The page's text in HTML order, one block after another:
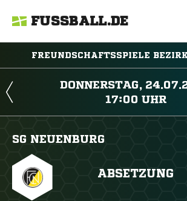
FUSSBALL.DE
FREUNDSCHAFTSSPIELE

 
SG NEUENBURG
ABSETZUNG